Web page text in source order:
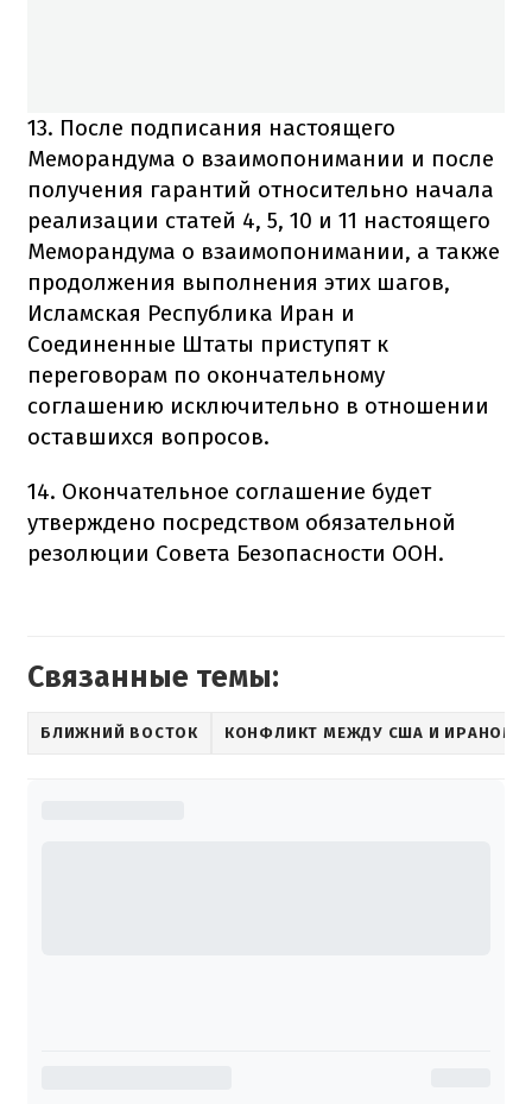
13. После подписания настоящего
Меморандума о взаимопонимании и после
получения гарантий относительно начала
реализации статей 4, 5, 10 и 11 настоящего
Меморандума о взаимопонимании, а также
продолжения выполнения этих шагов,
Исламская Республика Иран и
Соединенные Штаты приступят к
переговорам по окончательному
соглашению исключительно в отношении
оставшихся вопросов.
14. Окончательное соглашение будет
утверждено посредством обязательной
резолюции Совета Безопасности ООН.
Связанные темы:
БЛИЖНИЙ ВОСТОК КОНФЛИКТ МЕЖДУ США И ИРАНОМ